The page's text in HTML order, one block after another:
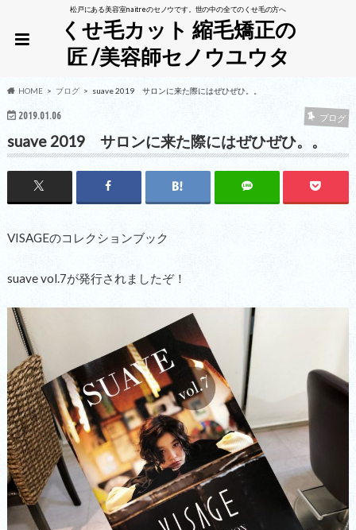
松戸にある美容室naitreのセノウです。世の中の全てのくせ毛の方へ
くせ毛カット 縮毛矯正の
匠 /美容師セノウユウタ
HOME ブログ suave 2019 サロンに来た際にはぜひぜひ。。
2019.01.06 ブログ
suave 2019 サロンに来た際にはぜひぜひ。。
VISAGEのコレクションブック
suave vol.7が発行されましたぞ！